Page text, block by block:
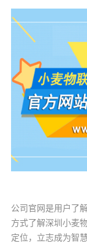
公司官网是用户了
方式了解深圳小麦
定位，立志成为智